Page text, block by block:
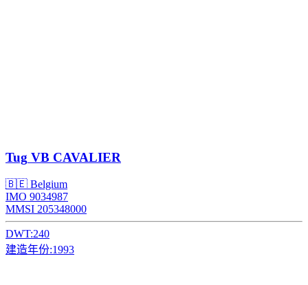
Tug VB CAVALIER
🇧🇪 Belgium
IMO 9034987
MMSI 205348000
DWT:240
建造年份:1993